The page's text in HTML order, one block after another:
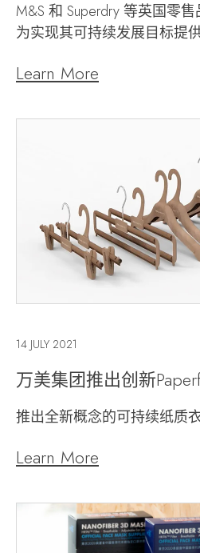
M&S 和 Superdry 等英国零
为实现其可持续发展目标提
Learn More
14 JULY 2021
万美集团推出创新
推出全新概念的可持续纸质
Learn More